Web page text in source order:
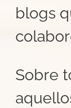
blogs
Sobre